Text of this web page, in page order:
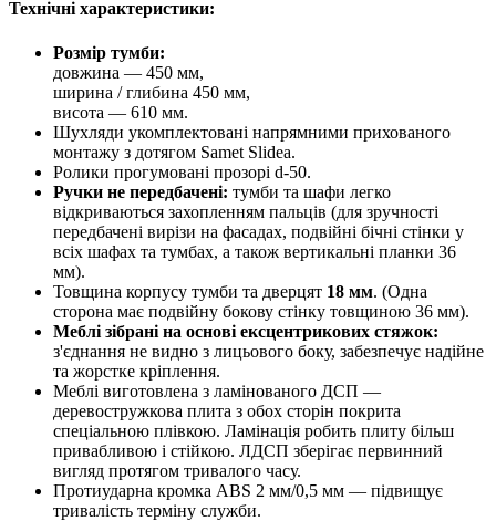
Технічні характеристики:
Розмір тумби:
довжина — 450 мм,
ширина / глибина 450 мм,
висота — 610 мм.
Шухляди укомплектовані напрямними прихованого
монтажу з дотягом Samet Slidea.
Ролики прогумовані прозорі d-50.
Ручки не передбачені: тумби та шафи легко
відкриваються захопленням пальців (для зручності
передбачені вирізи на фасадах, подвійні бічні стінки у
всіх шафах та тумбах, а також вертикальні планки 36
мм).
Товщина корпусу тумби та дверцят 18 мм. (Одна
сторона має подвійну бокову стінку товщиною 36 мм).
Меблі зібрані на основі ексцентрикових стяжок:
з'єднання не видно з лицьового боку, забезпечує надійне
та жорстке кріплення.
Меблі виготовлена з ламінованого ДСП —
деревостружкова плита з обох сторін покрита
спеціальною плівкою. Ламінація робить плиту більш
привабливою і стійкою. ЛДСП зберігає первинний
вигляд протягом тривалого часу.
Протиударна кромка ABS 2 мм/0,5 мм — підвищує
тривалість терміну служби.